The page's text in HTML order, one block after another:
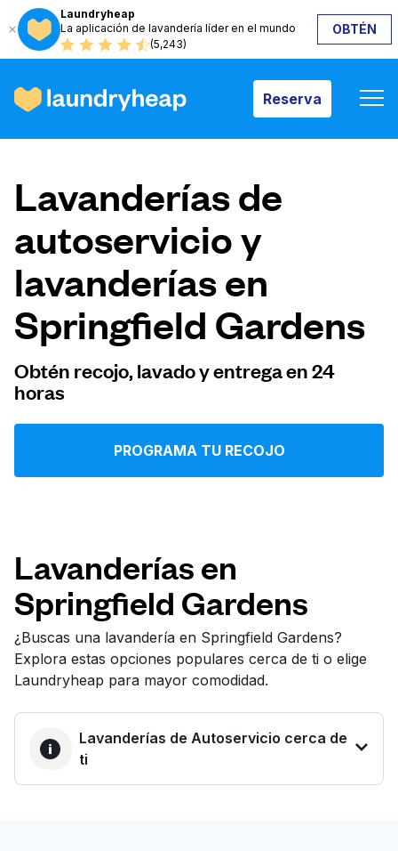
Laundryheap
La aplicación de lavandería líder en el mundo
(5,243)
OBTÉN
Reserva
Reserva
Cómo funciona
Precios y servicios
Quiénes somos
Para las empresas
Iniciar sesión
Síguenos en
Lavanderías de
autoservicio y
lavanderías en
Springfield Gardens
Obtén recojo, lavado y entrega en 24
horas
PROGRAMA TU RECOJO
Lavanderías en
Springfield Gardens
¿Buscas una lavandería en Springfield Gardens?
Explora estas opciones populares cerca de ti o elige
Laundryheap para mayor comodidad.
Lavanderías de Autoservicio cerca de
ti